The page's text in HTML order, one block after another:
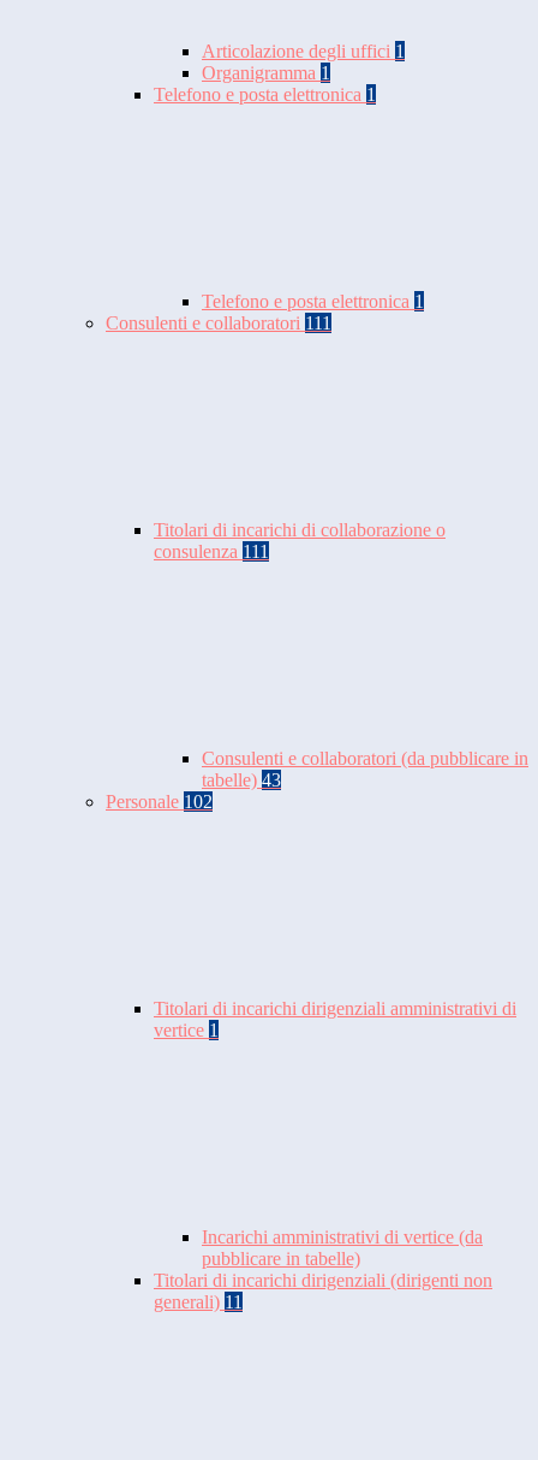
Articolazione degli uffici 1
Organigramma 1
Telefono e posta elettronica 1
Telefono e posta elettronica 1
Consulenti e collaboratori 111
Titolari di incarichi di collaborazione o
consulenza 111
Consulenti e collaboratori (da pubblicare in
tabelle) 43
Personale 102
Titolari di incarichi dirigenziali amministrativi di
vertice 1
Incarichi amministrativi di vertice (da
pubblicare in tabelle)
Titolari di incarichi dirigenziali (dirigenti non
generali) 11